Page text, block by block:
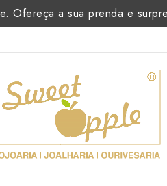
Ofereça a sua prenda e